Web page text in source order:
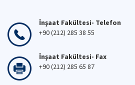
İnşaat Fakültesi- Telefon
+90 (212) 285 38 55
İnşaat Fakültesi- Fax
+90 (212) 285 65 87